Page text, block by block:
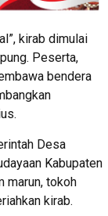
kirab dimulai
Peserta,
bendera
Desa
Kabupaten
marun, tokoh
kirab.